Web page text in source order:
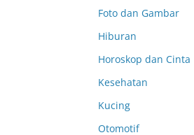
Foto dan Gambar
Hiburan
Horoskop dan Cinta
Kesehatan
Kucing
Otomotif